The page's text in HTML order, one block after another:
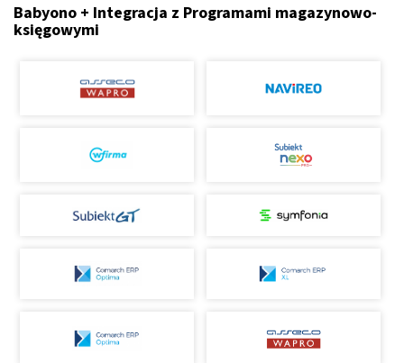
Babyono + Integracja z Programami magazynowo-
księgowymi